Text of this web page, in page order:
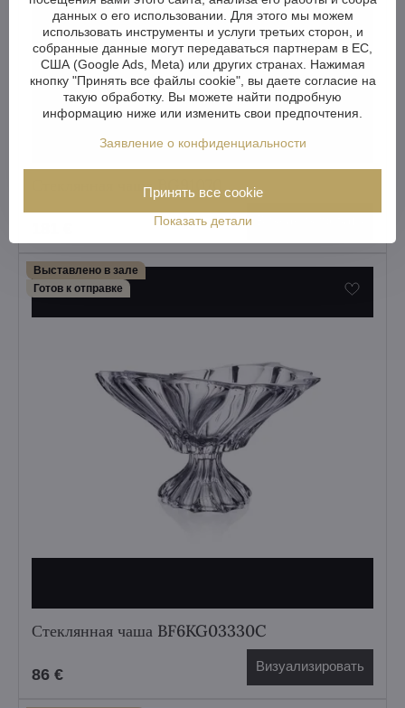
Стеклянная чаша BG91070
Выставлено в зале
Готов к отправке
Стеклянная чаша BF6KG03330C
86 € Визуализировать
данных о его использовании. Для этого мы можем
использовать инструменты и услуги третьих сторон, и
собранные данные могут передаваться партнерам в ЕС,
США (Google Ads, Meta) или других странах. Нажимая
кнопку "Принять все файлы cookie", вы даете согласие на
такую обработку. Вы можете найти подробную
информацию ниже или изменить свои предпочтения.
Заявление о конфиденциальности
Показать детали
Принять все cookie